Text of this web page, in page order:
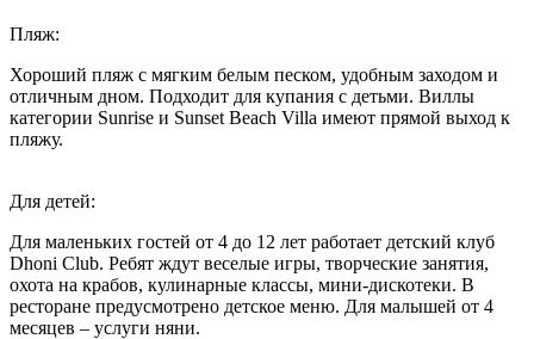
Пляж:
Хороший пляж с мягким белым песком, удобным заходом и
отличным дном. Подходит для купания с детьми. Виллы
категории Sunrise и Sunset Beach Villa имеют прямой выход к
пляжу.
Для детей:
Для маленьких гостей от 4 до 12 лет работает детский клуб
Dhoni Club. Ребят ждут веселые игры, творческие занятия,
охота на крабов, кулинарные классы, мини-дискотеки. В
ресторане предусмотрено детское меню. Для малышей от 4
месяцев – услуги няни.